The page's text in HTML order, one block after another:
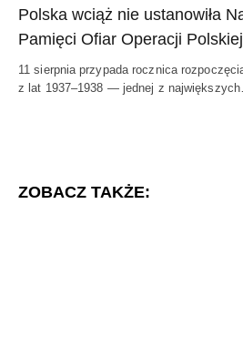
Polska wciąż nie ustanowiła
Pamięci Ofiar Operacji
11 sierpnia przypada rocznica
z lat 1937–1938 — jednej z
ZOBACZ TAKŻE: